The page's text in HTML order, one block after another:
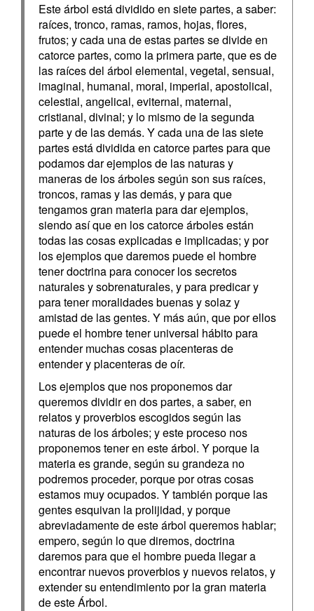
Este árbol está dividido en siete partes, a saber:
raíces, tronco, ramas, ramos, hojas, flores,
frutos; y cada una de estas partes se divide en
catorce partes, como la primera parte, que es de
las raíces del árbol elemental, vegetal, sensual,
imaginal, humanal, moral, imperial, apostolical,
celestial, angelical, eviternal, maternal,
cristianal, divinal; y lo mismo de la segunda
parte y de las demás. Y cada una de las siete
partes está dividida en catorce partes para que
podamos dar ejemplos de las naturas y
maneras de los árboles según son sus raíces,
troncos, ramas y las demás, y para que
tengamos gran materia para dar ejemplos,
siendo así que en los catorce árboles están
todas las cosas explicadas e implicadas; y por
los ejemplos que daremos puede el hombre
tener doctrina para conocer los secretos
naturales y sobrenaturales, y para predicar y
para tener moralidades buenas y solaz y
amistad de las gentes. Y más aún, que por ellos
puede el hombre tener universal hábito para
entender muchas cosas placenteras de
entender y placenteras de oír.
Los ejemplos que nos proponemos dar
queremos dividir en dos partes, a saber, en
relatos y proverbios escogidos según las
naturas de los árboles; y este proceso nos
proponemos tener en este árbol. Y porque la
materia es grande, según su grandeza no
podremos proceder, porque por otras cosas
estamos muy ocupados. Y también porque las
gentes esquivan la prolijidad, y porque
abreviadamente de este árbol queremos hablar;
empero, según lo que diremos, doctrina
daremos para que el hombre pueda llegar a
encontrar nuevos proverbios y nuevos relatos, y
extender su entendimiento por la gran materia
de este Árbol.